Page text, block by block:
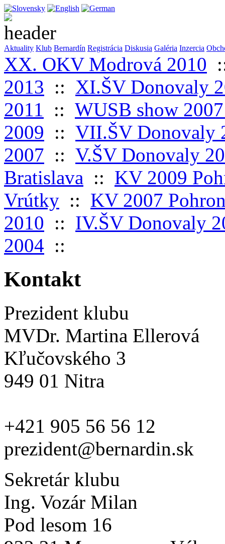
Aktuality Klub Bernardín Registrácia Diskusia Galéria Inzercia
XX. OKV Modrová 2010
2013 :: XI.ŠV Donovaly
2011 :: WUSB show
2009 :: VII.ŠV Donovaly
2007 :: V.ŠV Donovaly
Bratislava :: KV 2009
Vrútky :: KV 2007
2010 :: IV.ŠV Donovaly
2004 ::
Kontakt
Prezident klubu
MVDr. Martina Ellerová
Kľučovského 3
949 01 Nitra
+421 905 56 56 12
prezident@bernardin.sk
Sekretár klubu
Ing. Vozár Milan
Pod lesom 16